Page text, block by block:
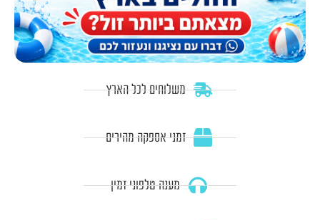
משלוחים לכל הארץ
זמני אספקה מהירים
מענה טלפוני זמין